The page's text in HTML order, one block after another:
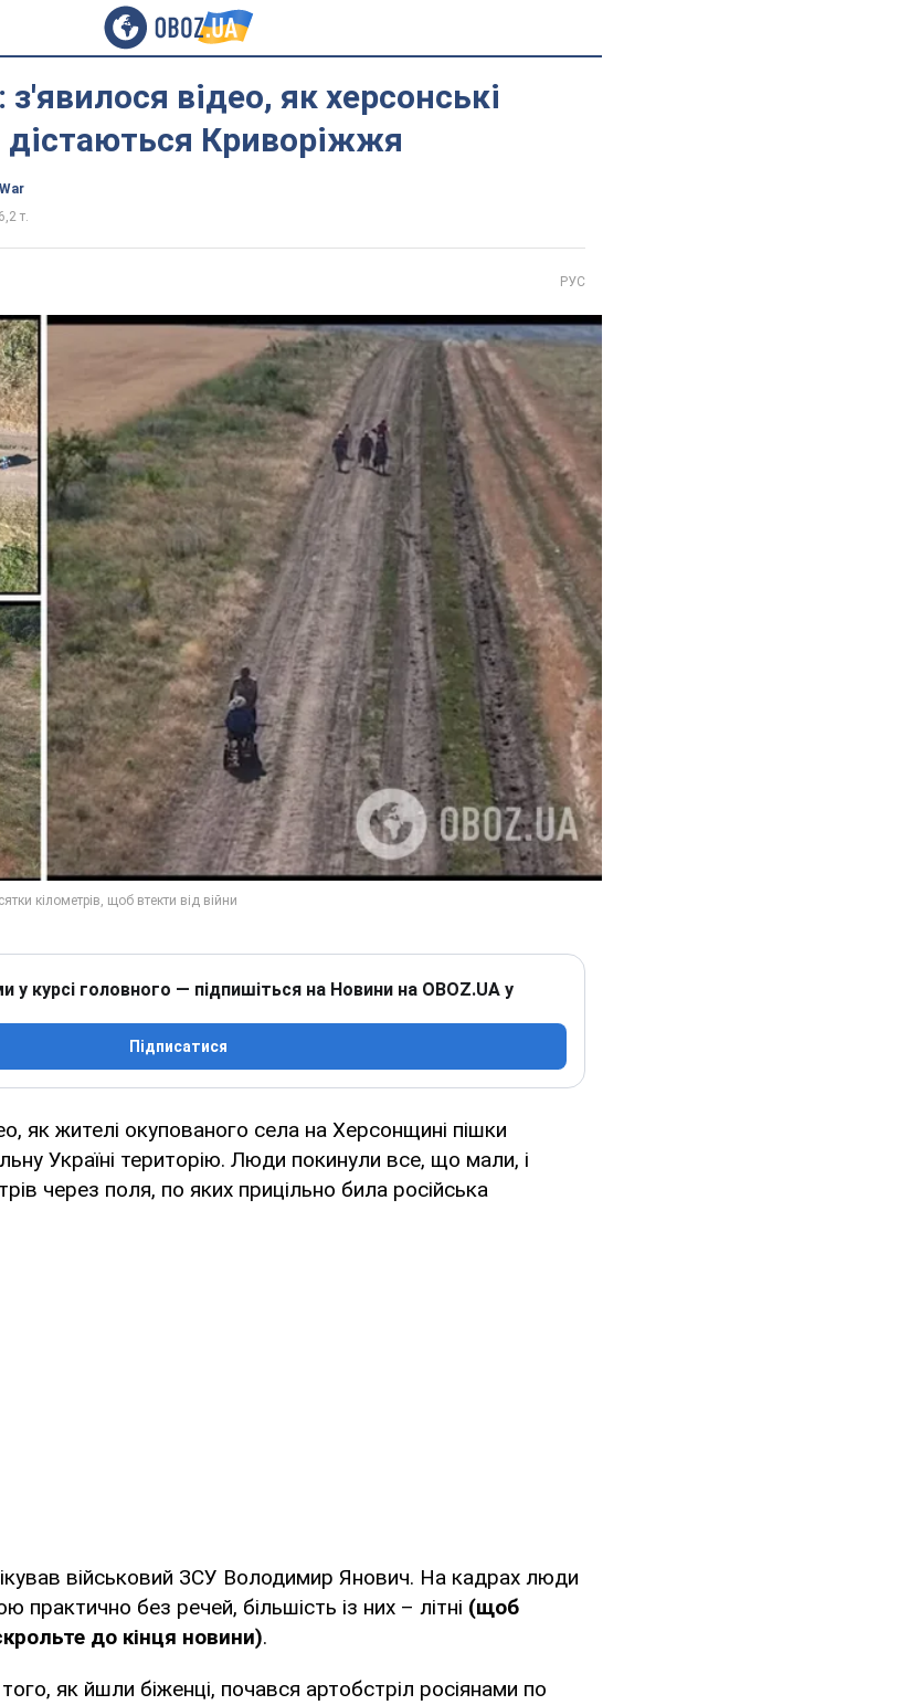
відео, як херсонські
дістаються Криворіжжя
War
т.
РУС
у курсі головного — підпишіться на Новини на OBOZ.UA у
Підписатися
як жителі окупованого села на Херсонщині пішки
Україні територію. Люди покинули все, що мали, і
через поля, по яких прицільно била російська
військовий ЗСУ Володимир Янович. На кадрах люди
без речей, більшість із них – літні (щоб
до кінця новини).
як йшли біженці, почався артобстріл росіянами по